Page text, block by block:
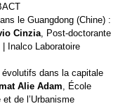
le Guangdong (Chine) :
Cinzia , Post-doctorante
Inalco Laboratoire
évolutifs dans la capitale
Alie Adam , École
de l’Urbanisme